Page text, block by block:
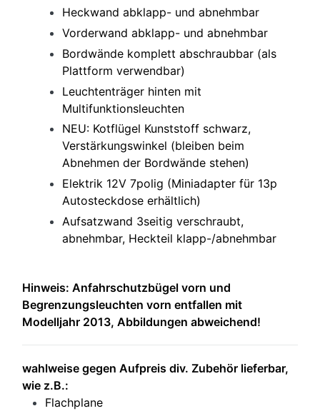
Heckwand abklapp- und abnehmbar
Vorderwand abklapp- und abnehmbar
Bordwände komplett abschraubbar (als
Plattform verwendbar)
Leuchtenträger hinten mit
Multifunktionsleuchten
NEU: Kotflügel Kunststoff schwarz,
Verstärkungswinkel (bleiben beim
Abnehmen der Bordwände stehen)
Elektrik 12V 7polig (Miniadapter für 13p
Autosteckdose erhältlich)
Aufsatzwand 3seitig verschraubt,
abnehmbar, Heckteil klapp-/abnehmbar
Hinweis: Anfahrschutzbügel vorn und
Begrenzungsleuchten vorn entfallen mit
Modelljahr 2013, Abbildungen abweichend!
wahlweise gegen Aufpreis div. Zubehör lieferbar,
wie z.B.:
Flachplane